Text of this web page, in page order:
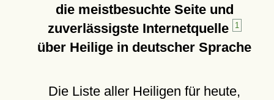
die meistbesuchte Seite und
zuverlässigste Internetquelle
1
über Heilige in deutscher Sprache
Die Liste aller Heiligen für heute,